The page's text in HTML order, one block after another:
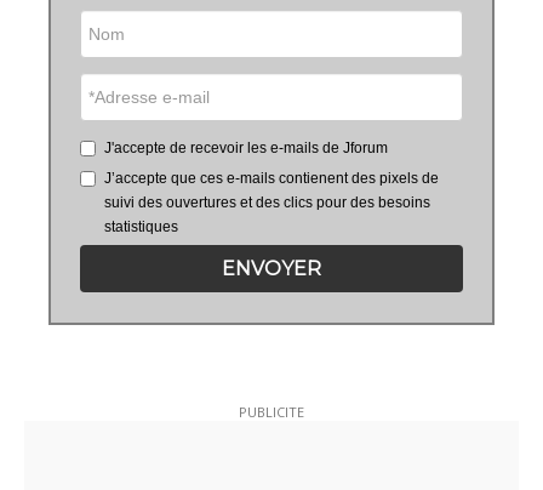
J'accepte de recevoir les e-mails de Jforum
J’accepte que ces e-mails contienent des pixels de
suivi des ouvertures et des clics pour des besoins
statistiques
ENVOYER